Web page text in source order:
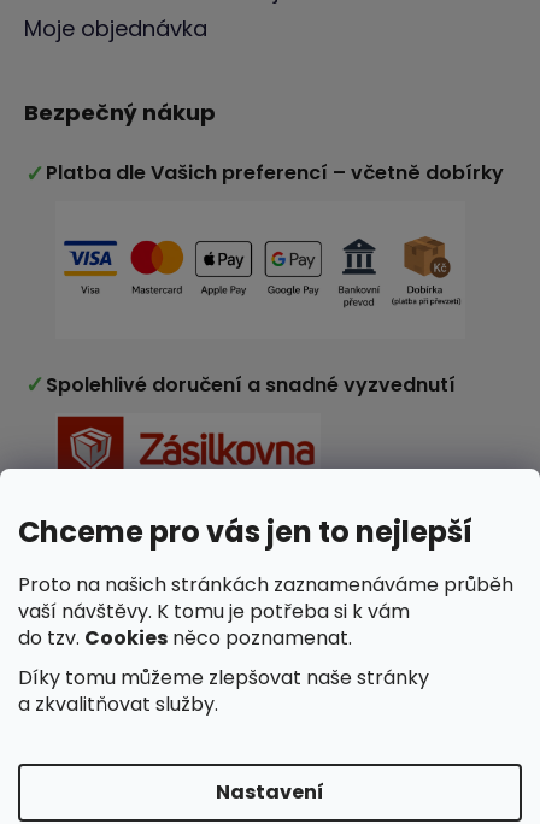
Chceme pro vás jen to nejlepší
Proto na našich stránkách zaznamenáváme průběh
vaší návštěvy. K tomu je potřeba si k vám
do tzv. Cookies něco poznamenat.
Díky tomu můžeme zlepšovat naše stránky
a zkvalitňovat služby.
Nastavení
Moje objednávka
Bezpečný nákup
✓ Platba dle Vašich preferencí – včetně dobírky
✓ Spolehlivé doručení a snadné vyzvednutí
✓Nakupujete v e-shopu ověřeném zákazníky